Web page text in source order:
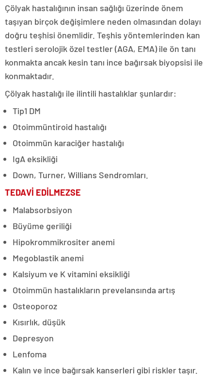
Çölyak hastalığının insan sağlığı üzerinde önem
taşıyan birçok değişimlere neden olmasından dolayı
doğru teşhisi önemlidir. Teşhis yöntemlerinden kan
testleri serolojik özel testler (AGA, EMA) ile ön tanı
konmakta ancak kesin tanı ince bağırsak biyopsisi ile
konmaktadır.
Çölyak hastalığı ile ilintili hastalıklar şunlardır:
Tip1 DM
Otoimmüntiroid hastalığı
Otoimmün karaciğer hastalığı
IgA eksikliği
Down, Turner, Willians Sendromları.
TEDAVİ EDİLMEZSE
Malabsorbsiyon
Büyüme geriliği
Hipokrommikrositer anemi
Megoblastik anemi
Kalsiyum ve K vitamini eksikliği
Otoimmün hastalıkların prevelansında artış
Osteoporoz
Kısırlık, düşük
Depresyon
Lenfoma
Kalın ve ince bağırsak kanserleri gibi riskler taşır.